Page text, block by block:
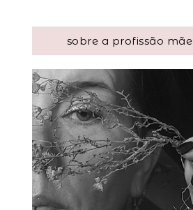
sobre a profissão mãe